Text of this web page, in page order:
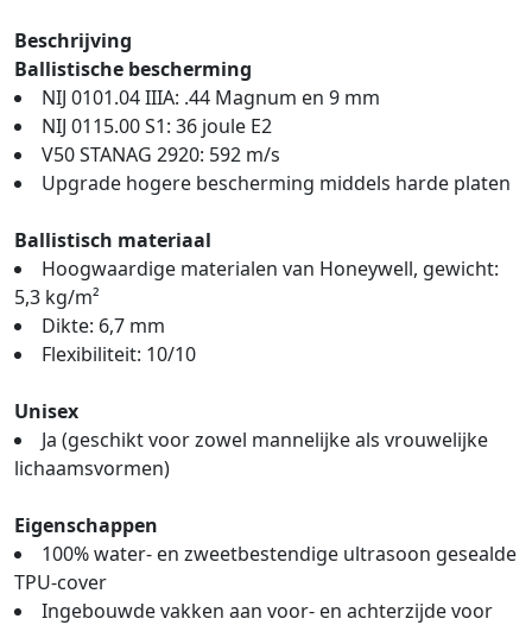
Beschrijving
Ballistische bescherming
NIJ 0101.04 IIIA: .44 Magnum en 9 mm
NIJ 0115.00 S1: 36 joule E2
V50 STANAG 2920: 592 m/s
Upgrade hogere bescherming middels harde platen
Ballistisch materiaal
Hoogwaardige materialen van Honeywell, gewicht:
5,3 kg/m²
Dikte: 6,7 mm
Flexibiliteit: 10/10
Unisex
Ja (geschikt voor zowel mannelijke als vrouwelijke
lichaamsvormen)
Eigenschappen
100% water- en zweetbestendige ultrasoon gesealde
TPU-cover
Ingebouwde vakken aan voor- en achterzijde voor